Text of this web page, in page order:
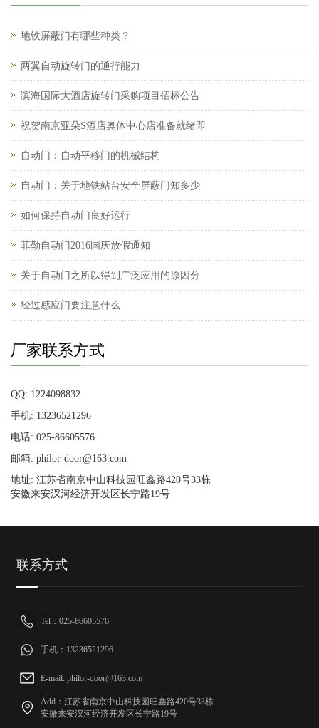
地铁屏蔽门有哪些种类？
两翼自动旋转门的通行能力
滨海国际大酒店旋转门采购项目招标公告
祝贺南京亚朵S酒店奥体中心店准备就绪即
自动门：自动平移门的机械结构
自动门：关于地铁站台安全屏蔽门知多少
如何保持自动门良好运行
菲勒自动门2016国庆放假通知
关于自动门之所以得到广泛应用的原因分
经过感应门要注意什么
厂家联系方式
QQ: 1224098832
手机: 13236521296
电话: 025-86605576
邮箱: philor-door@163.com
地址: 江苏省南京中山科技园旺鑫路420号33栋
安徽来安汊河经济开发区长宁路19号
联系方式
Tel：025-86605576
手机：13236521296
E-mail: philor-door@163.com
Add：江苏省南京中山科技园旺鑫路420号33栋
安徽来安汊河经济开发区长宁路19号